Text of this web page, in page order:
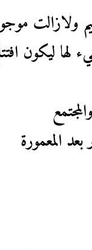
ولازالت
لها ليكون
المعمورة